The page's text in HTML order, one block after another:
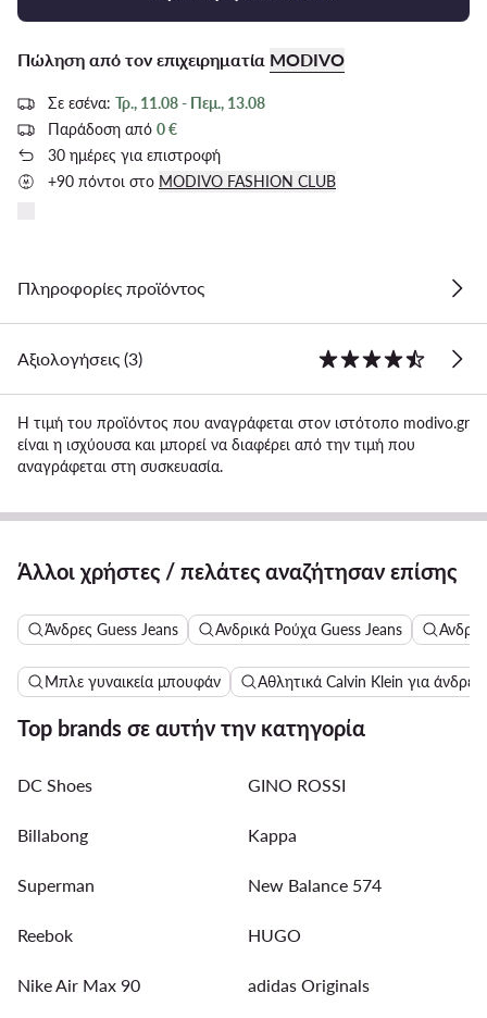
Πώληση από τον επιχειρηματία MODIVO
Σε εσένα: Τρ., 11.08 - Πεμ., 13.08
Παράδοση από 0 €
30 ημέρες για επιστροφή
+90 πόντοι στο MODIVO FASHION CLUB
Πληροφορίες προϊόντος
Αξιολογήσεις (3)
Η τιμή του προϊόντος που αναγράφεται στον ιστότοπο modivo.gr
είναι η ισχύουσα και μπορεί να διαφέρει από την τιμή που
αναγράφεται στη συσκευασία.
Άλλοι χρήστες / πελάτες αναζήτησαν επίσης
Άνδρες Guess Jeans Ανδρικά Ρούχα Guess Jeans
Μπλε γυναικεία μπουφάν Αθλητικά Calvin Klein για άνδρες
Top brands σε αυτήν την κατηγορία
DC Shoes GINO ROSSI
Billabong Kappa
Superman New Balance 574
Reebok HUGO
Nike Air Max 90 adidas Originals